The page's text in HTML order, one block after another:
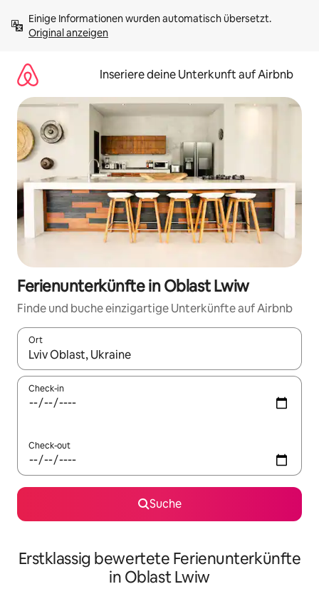
Inhalten
springenOriginal anzeigen
Inseriere deine Unterkunft auf Airbnb
Ferienunterkünfte in Oblast Lwiw
Finde und buche einzigartige Unterkünfte auf Airbnb
Ort
Wenn Ergebnisse verfügbar sind, navigiere mit den
Check-in
Check-out
Suche
Erstklassig bewertete Ferienunterkünfte
in Oblast Lwiw